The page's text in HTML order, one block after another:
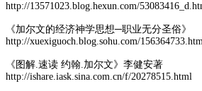
http://13571023.blog.hexun.com/
《加尔文的经济神学思想─职业无分圣俗》
http://xuexiguoch.blog.sohu.com/
《图解.速读 约翰.加尔文》李健安著
http://ishare.iask.sina.com.cn/f/20278515.html